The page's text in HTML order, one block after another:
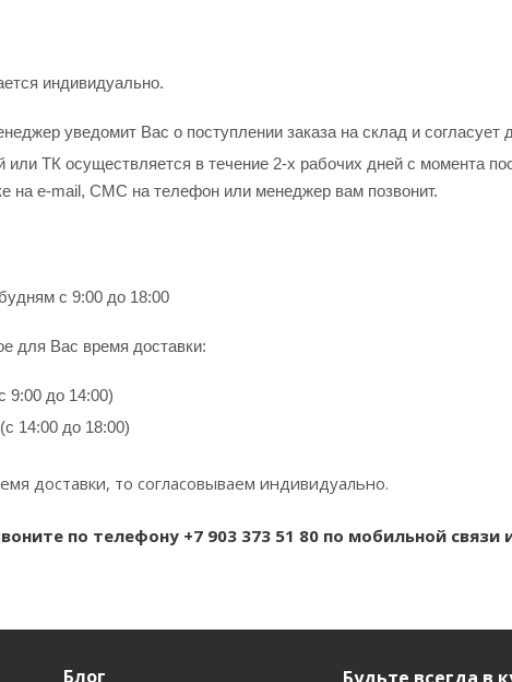
индивидуально.
уведомит Вас о поступлении заказа на склад и согласует
или ТК осуществляется в течение 2-х рабочих дней с момента
на e-mail, СМС на телефон или менеджер вам позвонит.
с 9:00 до 18:00
для Вас время доставки:
9:00 до 14:00)
14:00 до 18:00)
доставки, то согласовываем индивидуально.
по телефону +7 903 373 51 80 по мобильной связи
Блог